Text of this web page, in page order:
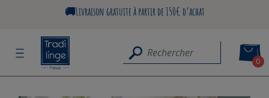
🚚Livraison gratuite à partir de 150€ d’achat
0